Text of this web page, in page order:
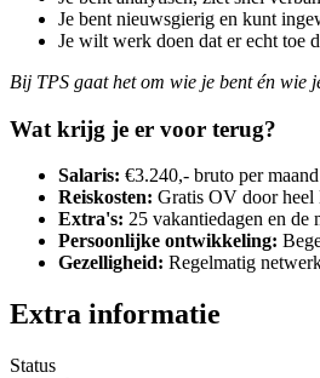
Je bent nieuwsgierig en kunt
Je wilt werk doen dat er echt toe
Bij TPS gaat het om wie je bent én wie
Wat krijg je er voor terug?
Salaris: €3.240,- bruto per
Reiskosten: Gratis OV door heel
Extra's: 25 vakantiedagen en de
Persoonlijke ontwikkeling:
Gezelligheid: Regelmatig
Extra informatie
Status